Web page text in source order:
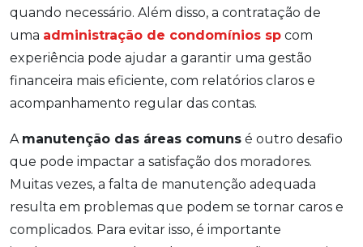
quando necessário. Além disso, a contratação de
uma administração de condomínios sp com
experiência pode ajudar a garantir uma gestão
financeira mais eficiente, com relatórios claros e
acompanhamento regular das contas.
A manutenção das áreas comuns é outro desafio
que pode impactar a satisfação dos moradores.
Muitas vezes, a falta de manutenção adequada
resulta em problemas que podem se tornar caros e
complicados. Para evitar isso, é importante